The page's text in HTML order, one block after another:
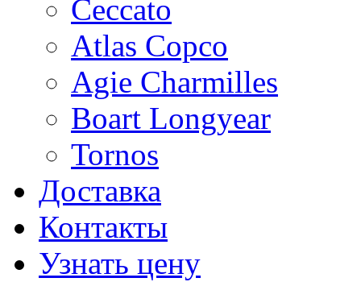
Ceccato
Atlas Copco
Agie Charmilles
Boart Longyear
Tornos
Доставка
Контакты
Узнать цену